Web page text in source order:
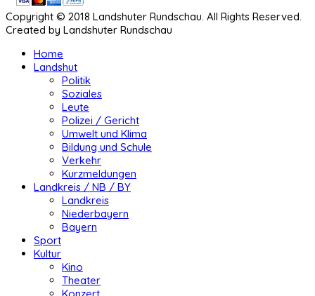
Copyright © 2018 Landshuter Rundschau. All Rights Reserved.
Created by Landshuter Rundschau
Home
Landshut
Politik
Soziales
Leute
Polizei / Gericht
Umwelt und Klima
Bildung und Schule
Verkehr
Kurzmeldungen
Landkreis / NB / BY
Landkreis
Niederbayern
Bayern
Sport
Kultur
Kino
Theater